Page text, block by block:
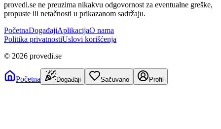
provedi.se ne preuzima nikakvu odgovornost za eventualne greške,
propuste ili netačnosti u prikazanom sadržaju.
PočetnaDogađajiAplikacijaO nama
Politika privatnostiUslovi korišćenja
© 2026 provedi.se
Početna Događaji Sačuvano Profil